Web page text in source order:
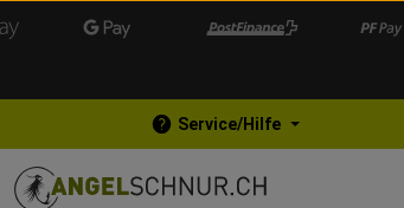
Service/Hilfe